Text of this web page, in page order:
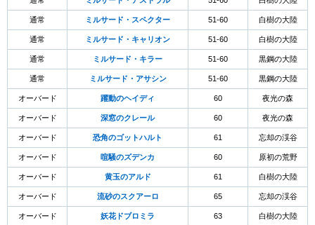
通常 ミルサード・スペクター 51-60 白樹の大陸
通常 ミルサード・キャリオン 51-60 白樹の大陸
通常 ミルサード・キラー 51-60 黒鋼の大陸
通常 ミルサード・アサシン 51-60 黒鋼の大陸
オーバード 躍動のヘイディ 60 夜光の森
オーバード 深窓のクレール 60 夜光の森
オーバード 恐角のゴットハルト 61 忘却の渓谷
オーバード 喧騒のズデンカ 60 原初の荒野
オーバード 黄玉のアルド 61 白樹の大陸
オーバード 流砂のスクアーロ 65 忘却の渓谷
オーバード 妖花ドブロミラ 63 白樹の大陸